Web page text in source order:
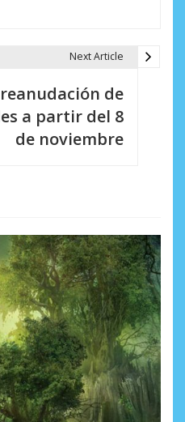
Next Article
de
a partir del 8
de noviembre